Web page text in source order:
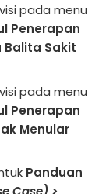
pada menu
Penerapan
Balita Sakit
pada menu
Penerapan
Menular
Panduan